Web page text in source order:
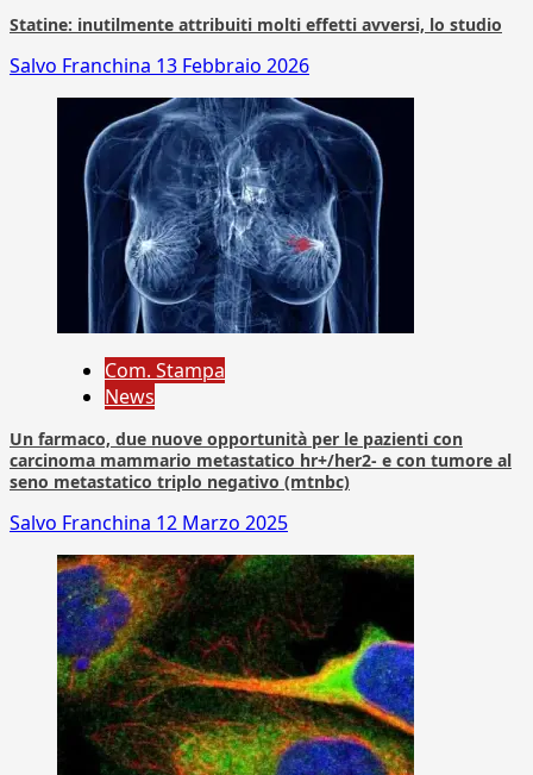
Statine: inutilmente attribuiti molti effetti avversi, lo studio
Salvo Franchina 13 Febbraio 2026
Com. Stampa
News
Un farmaco, due nuove opportunità per le pazienti con
carcinoma mammario metastatico hr+/her2- e con tumore al
seno metastatico triplo negativo (mtnbc)
Salvo Franchina 12 Marzo 2025